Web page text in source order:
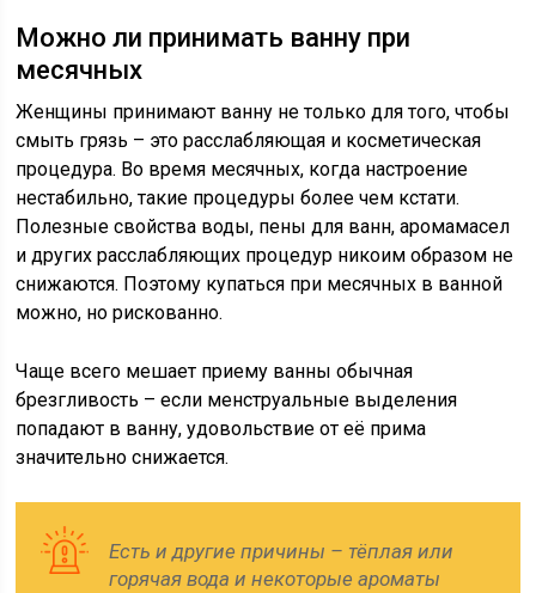
Можно ли принимать ванну при
месячных
Женщины принимают ванну не только для того, чтобы
смыть грязь – это расслабляющая и косметическая
процедура. Во время месячных, когда настроение
нестабильно, такие процедуры более чем кстати.
Полезные свойства воды, пены для ванн, аромамасел
и других расслабляющих процедур никоим образом не
снижаются. Поэтому купаться при месячных в ванной
можно, но рискованно.
Чаще всего мешает приему ванны обычная
брезгливость – если менструальные выделения
попадают в ванну, удовольствие от её прима
значительно снижается.
Есть и другие причины – тёплая или
горячая вода и некоторые ароматы